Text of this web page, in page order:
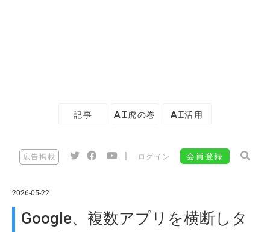
記事 AI虎の巻 AI活用
広告掲載 ログイン 会員登録
2026-05-22
Google、複数アプリを横断しタ